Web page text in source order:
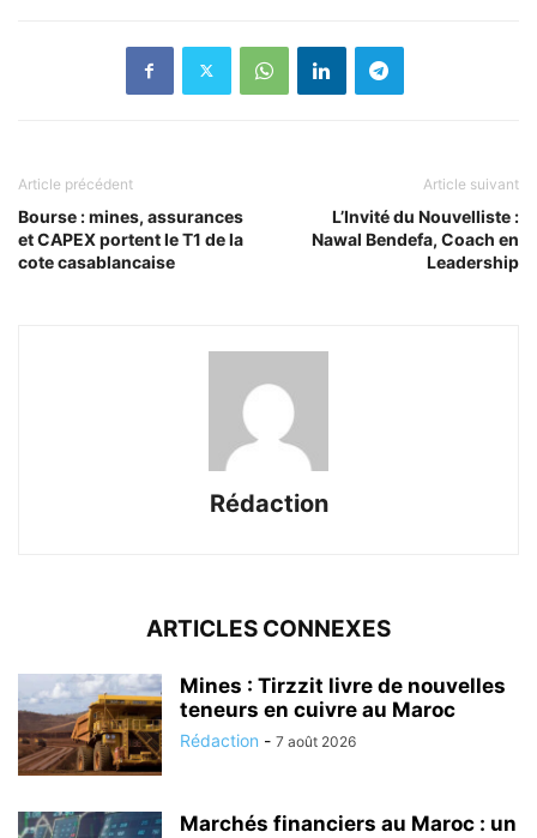
Article précédent
Bourse : mines, assurances
et CAPEX portent le T1 de la
cote casablancaise
Article suivant
L’Invité du Nouvelliste :
Nawal Bendefa, Coach en
Leadership
Rédaction
ARTICLES CONNEXES
Mines : Tirzzit livre de nouvelles
teneurs en cuivre au Maroc
Rédaction - 7 août 2026
Marchés financiers au Maroc : un